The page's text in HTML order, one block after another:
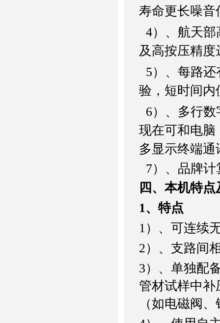
寿命更长噪音
4）、航天
及高按压精度
5）、每路
验，短时间内
6）、多行
现在可和电脑
多显示终端通
7）、品牌
四、本机特
1、特点
1）、可连续
2）、支路间
3）、单独配
管材试样中
（如电磁阀